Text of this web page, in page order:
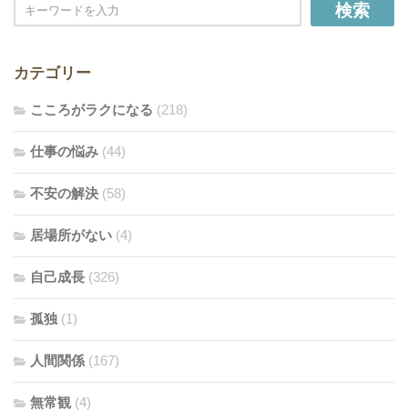
検索
カテゴリー
こころがラクになる (218)
仕事の悩み (44)
不安の解決 (58)
居場所がない (4)
自己成長 (326)
孤独 (1)
人間関係 (167)
無常観 (4)